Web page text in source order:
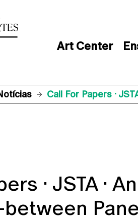
Art Center
Call For Papers ·
· JSTA ·